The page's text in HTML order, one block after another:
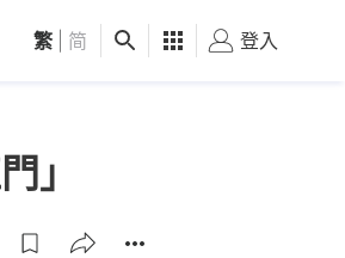
觀點 健康 好食玩飛
繁 简 登入
」